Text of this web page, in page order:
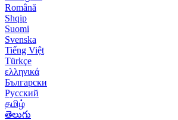
Română
Shqip
Suomi
Svenska
Tiếng Việt
Türkçe
ελληνικά
Български
Русский
தமிழ்
తెలుగు